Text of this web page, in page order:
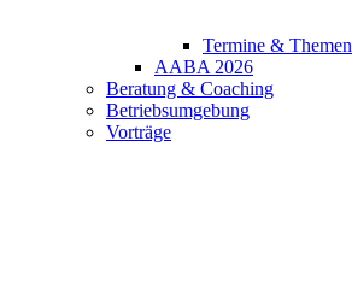
Termine & Themen
AABA 2026
Beratung & Coaching
Betriebsumgebung
Vorträge